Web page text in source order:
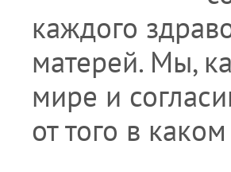
каждого
матерей. Мы,
мире и
от того в